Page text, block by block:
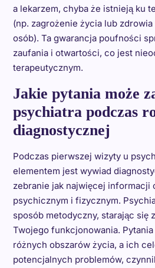
a lekarzem, chyba że istnieją ku
(np. zagrożenie życia lub
osób). Ta gwarancja poufności
zaufania i otwartości, co jest
terapeutycznym.
Jakie pytania może
psychiatra podczas
diagnostycznej
Podczas pierwszej wizyty u
elementem jest wywiad
zebranie jak najwięcej informacji
psychicznym i fizycznym.
sposób metodyczny, starając się
Twojego funkcjonowania.
różnych obszarów życia, a ich
potencjalnych problemów,